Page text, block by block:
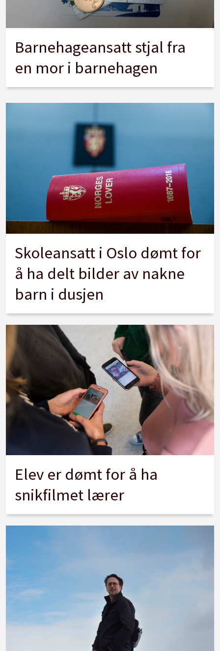
Barnehageansatt stjal fra
en mor i barnehagen
Skoleansatt i Oslo dømt for
å ha delt bilder av nakne
barn i dusjen
Elev er dømt for å ha
snikfilmet lærer